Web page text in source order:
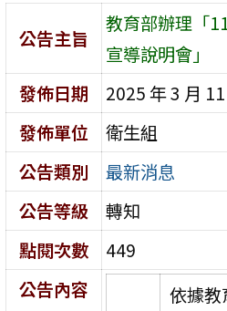
公告主旨
教育部辦理「
宣導說明會」
發佈日期
2025 年 3 月
發佈單位
衛生組
公告類別
最新消息
公告等級
轉知
點閱次數
449
公告內容
依據